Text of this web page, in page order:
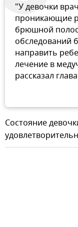
"У девочки
проникающие
брюшной
обследований
направить
лечение в
рассказал
Состояние